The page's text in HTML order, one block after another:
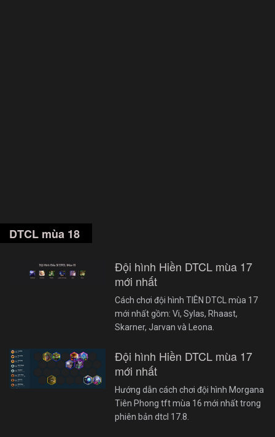
DTCL mùa 18
Đội hình Hiền DTCL mùa 17
mới nhất
Cách chơi đội hình TIÊN DTCL mùa 17
mới nhất gồm: Vi, Sylas, Rhaast,
Skarner, Jarvan và Leona.
Đội hình Hiền DTCL mùa 17
mới nhất
Hướng dẫn cách chơi đội hình Morgana
Tiên Phong tft mùa 16 mới nhất trong
phiên bản dtcl 17.8.